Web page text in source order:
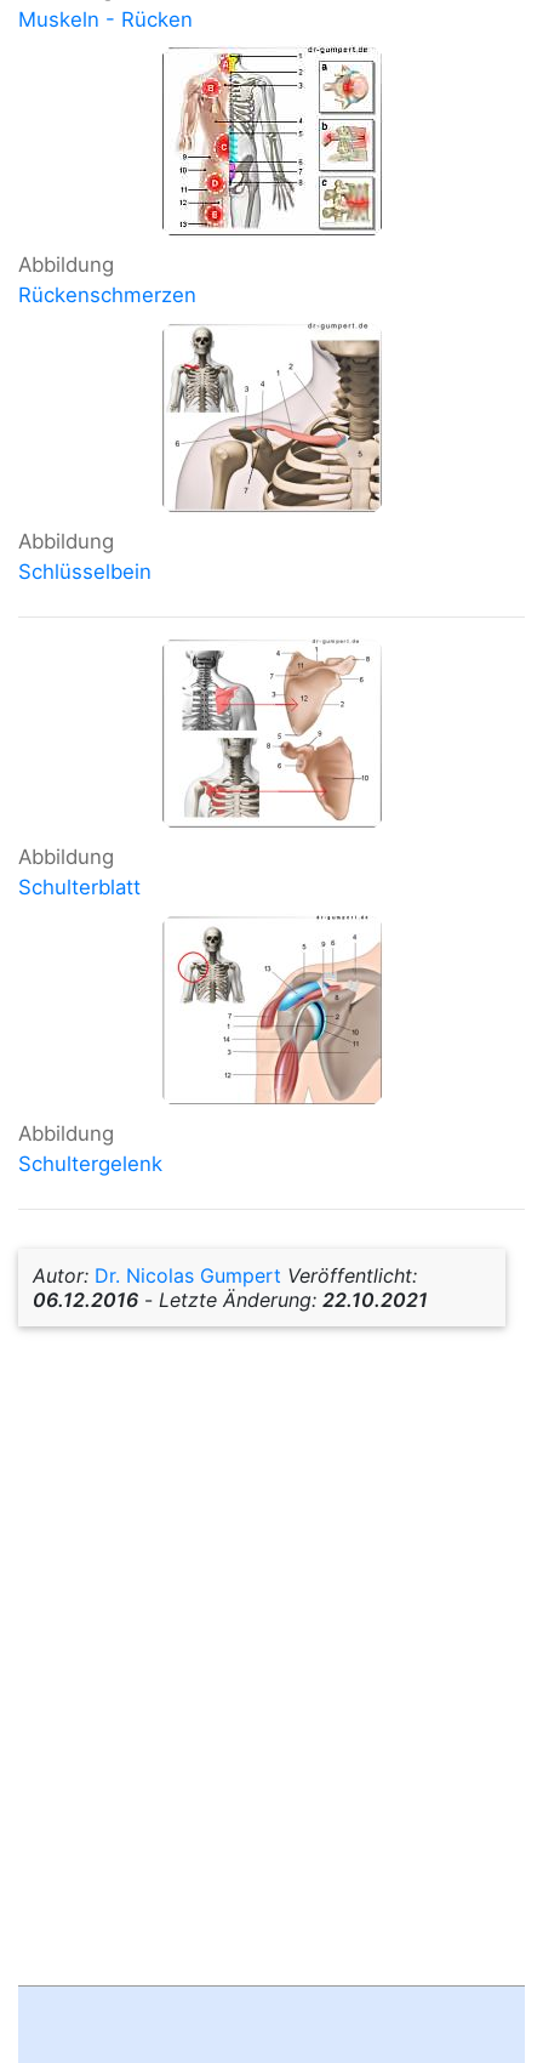
Muskeln - Rücken
Abbildung
Rückenschmerzen
Abbildung
Schlüsselbein
Abbildung
Schulterblatt
Abbildung
Schultergelenk
Autor: Dr. Nicolas Gumpert Veröffentlicht:
06.12.2016 - Letzte Änderung: 22.10.2021